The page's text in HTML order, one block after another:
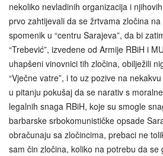
nekoliko nevladinih organizacija i
prvo zahtijevali da se žrtvama zločina
spomenik u “centru Sarajeva”, da bi
“Trebević”, izvedene od Armije RBiH i
uhapšeni vinovnici tih zločina, obilježili
“Vječne vatre”, i to uz pozive na
u pitanju pokušaj da se narativ s
legalnih snaga RBiH, koje su smogle
barbarske srbokomunističke opsade
obračunaju sa zločincima, prebaci ne
sam čin zločina, koliko na potrebu da se